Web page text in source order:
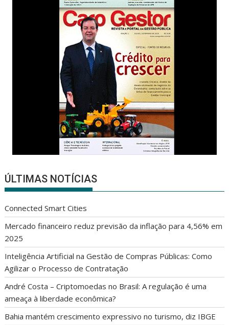
ÚLTIMAS NOTÍCIAS
Connected Smart Cities
Mercado financeiro reduz previsão da inflação para 4,56% em
2025
Inteligência Artificial na Gestão de Compras Públicas: Como
Agilizar o Processo de Contratação
André Costa – Criptomoedas no Brasil: A regulação é uma
ameaça à liberdade econômica?
Bahia mantém crescimento expressivo no turismo, diz IBGE